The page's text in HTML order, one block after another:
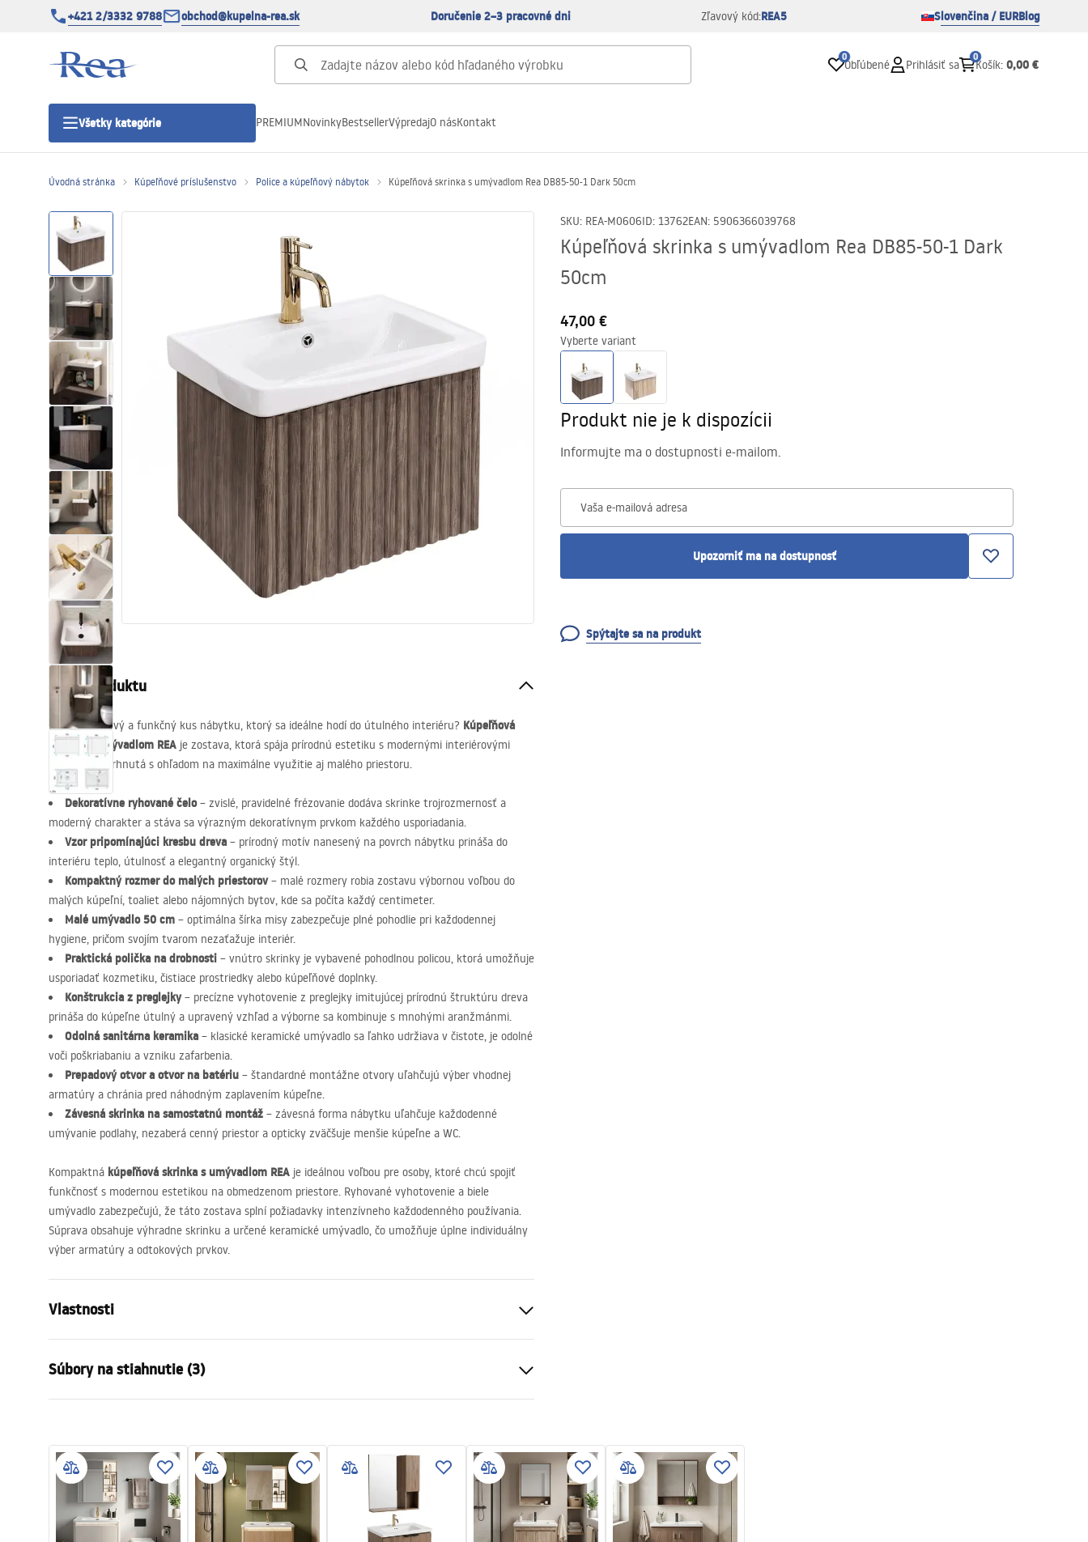
+421 2/3332 9788 obchod@kupelna-rea.sk Doručenie 2–3 pracovné dni Zľavový kód:REA5 Slovenčina / EURBlog
0
Obľúbené Prihlásiť sa
0
Košík: 0,00 €
Všetky kategórie
Sprchové dvere
Sprchové vaničky
Sprchové žľaby
Sanitárna keramika
Umývadlá
Vaňa so zástenou
Batérie
Sprchy
Kuchyňa
Kúpeľňové doplnky a nábytok
PREMIUMNovinkyBestsellerVýpredajO násKontakt
Úvodná stránka Kúpeľňové príslušenstvo Police a kúpeľňový nábytok Kúpeľňová skrinka s umývadlom Rea DB85-50-1 Dark 50cm
SKU: REA-M0606ID: 13762EAN: 5906366039768
Kúpeľňová skrinka s umývadlom Rea DB85-50-1 Dark
50cm
47,00 €
Vyberte variant
Produkt nie je k dispozícii
Informujte ma o dostupnosti e-mailom.
Vaša e-mailová adresa
Upozorniť ma na dostupnosť
Spýtajte sa na produkt
Popis produktu
Hľadáte štýlový a funkčný kus nábytku, ktorý sa ideálne hodí do útulného interiéru? Kúpeľňová
skrinka s umývadlom REA je zostava, ktorá spája prírodnú estetiku s modernými interiérovými
trendmi. Navrhnutá s ohľadom na maximálne využitie aj malého priestoru.
Dekoratívne ryhované čelo– zvislé, pravidelné frézovanie dodáva skrinke trojrozmernosť a
moderný charakter a stáva sa výrazným dekoratívnym prvkom každého usporiadania.
Vzor pripomínajúci kresbu dreva – prírodný motív nanesený na povrch nábytku prináša do
interiéru teplo, útulnosť a elegantný organický štýl.
Kompaktný rozmer do malých priestorov– malé rozmery robia zostavu výbornou voľbou do
malých kúpeľní, toaliet alebo nájomných bytov, kde sa počíta každý centimeter.
Malé umývadlo 50 cm – optimálna šírka misy zabezpečuje plné pohodlie pri každodennej
hygiene, pričom svojím tvarom nezaťažuje interiér.
Praktická polička na drobnosti – vnútro skrinky je vybavené pohodlnou policou, ktorá umožňuje
usporiadať kozmetiku, čistiace prostriedky alebo kúpeľňové doplnky.
Konštrukcia z preglejky– precízne vyhotovenie z preglejky imitujúcej prírodnú štruktúru dreva
prináša do kúpeľne útulný a upravený vzhľad a výborne sa kombinuje s mnohými aranžmánmi.
Odolná sanitárna keramika – klasické keramické umývadlo sa ľahko udržiava v čistote, je odolné
voči poškriabaniu a vzniku zafarbenia.
Prepadový otvor a otvor na batériu – štandardné montážne otvory uľahčujú výber vhodnej
armatúry a chránia pred náhodným zaplavením kúpeľne.
Závesná skrinka na samostatnú montáž – závesná forma nábytku uľahčuje každodenné
umývanie podlahy, nezaberá cenný priestor a opticky zväčšuje menšie kúpeľne a WC.
Kompaktná kúpeľňová skrinka s umývadlom REA je ideálnou voľbou pre osoby, ktoré chcú spojiť
funkčnosť s modernou estetikou na obmedzenom priestore. Ryhované vyhotovenie a biele
umývadlo zabezpečujú, že táto zostava splní požiadavky intenzívneho každodenného používania.
Súprava obsahuje výhradne skrinku a určené keramické umývadlo, čo umožňuje úplne individuálny
výber armatúry a odtokových prvkov.
Vlastnosti
Spôsob montáže
Materiál
Preglejka
Šírka
505
Hĺbka
360
Súbory na stiahnutie (3)
Warranty_Terms_and_Conditions_
-_Furniture_-_24.pdf
manual.pdf
Návod na montáž
Instrukcja_montazu_meble.pdf